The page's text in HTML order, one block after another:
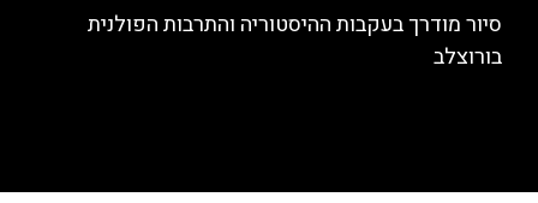
סיור מודרך בעקבות ההיסטוריה והתרבות הפולנית
בורוצלב